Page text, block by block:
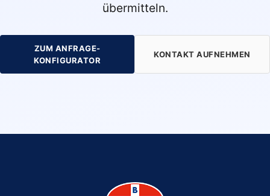
übermitteln.
ZUM ANFRAGE-
KONFIGURATOR
KONTAKT AUFNEHMEN